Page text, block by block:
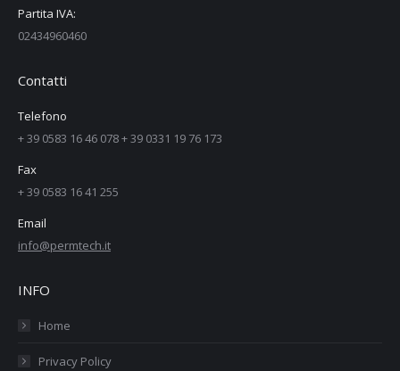
Partita IVA:
02434960460
Contatti
Telefono
+ 39 0583 16 46 078 + 39 0331 19 76 173
Fax
+ 39 0583 16 41 255
Email
info@permtech.it
INFO
Home
Privacy Policy